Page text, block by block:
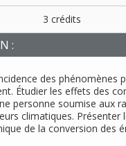
3 crédits
:
des phénomènes
Étudier les effets des
personne soumise aux
climatiques. Présenter
de la conversion des